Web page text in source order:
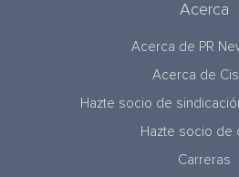
Acerca
Acerca de PR
Acerca de
Hazte socio de
Hazte socio de
Carreras